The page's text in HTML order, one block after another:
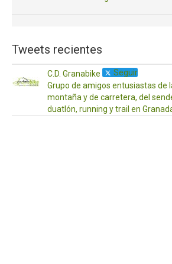
Tweets recientes
C.D. Granabike
Seguir
Grupo de amigos entusiastas de
montaña y de carretera, del
duatlón, running y trail en